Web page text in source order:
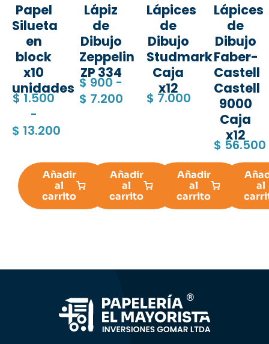
Papel
Silueta
en
block
x10
unidades
$1.500
-
$ 13.200
Añadir
al
carrito
Lápiz
de
Dibujo
Zeppelin
ZP 334
$900 -
$ 7.200
Añadir
al
carrito
Lápices
de
Dibujo
Studmark
Caja
x12
$ 7.000
Añadir
al
carrito
Lápices
de
Dibujo
Faber-
Castell
Castell
9000
Caja
x12
$ 56.500
al